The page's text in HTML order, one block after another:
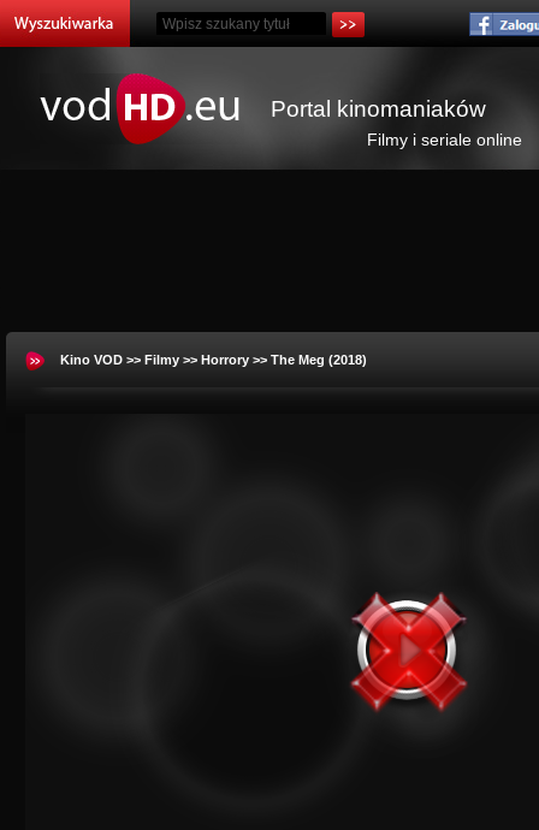
Portal kinomaniaków
Filmy i seriale online
Kino VOD >> Filmy >> Horrory >> The Meg (2018)